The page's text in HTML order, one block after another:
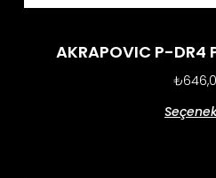
AKRAPOVIC P-DR4
₺